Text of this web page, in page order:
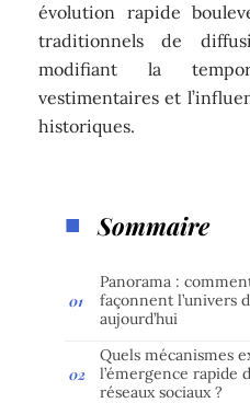
évolution rapide
traditionnels de
modifiant la
vestimentaires et
historiques.
Sommaire
Panorama :
façonnent l’univers
aujourd’hui
Quels mécanismes
l’émergence rapide
réseaux sociaux ?